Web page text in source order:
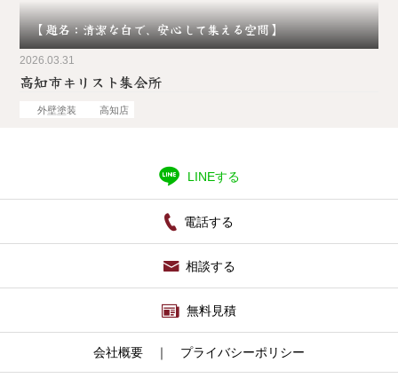
【題名：清潔な白で、安心して集える空間】
2026.03.31
高知市キリスト集会所
外壁塗装 高知店
LINEする
電話する
相談する
無料見積
会社概要 ｜ プライバシーポリシー